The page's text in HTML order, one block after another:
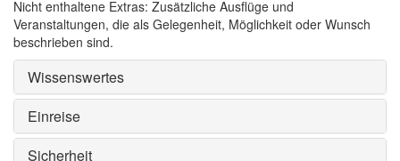
Nicht enthaltene Extras: Zusätzliche Ausflüge und
Veranstaltungen, die als Gelegenheit, Möglichkeit oder Wunsch
beschrieben sind.
Wissenswertes
Einreise
Sicherheit